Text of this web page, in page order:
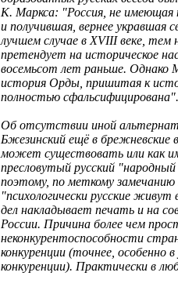
К. Маркса: "Россия, не имеющая
и получившая, вернее укравшая
лучшем случае в XVIII веке, тем
претендует на историческое
восемьсот лет раньше. Однако
история Орды, пришитая к
полностью сфальсифицирована".
Об отсутствии иной
Бжезинский ещё в брежневские
может существовать или как
пресловутый русский
поэтому, по меткому
"психологически русские
дел накладывает печать и на
России. Причина более чем
неконкурентоспособности
конкуренции (точнее, особенно
конкуренции). Практически в